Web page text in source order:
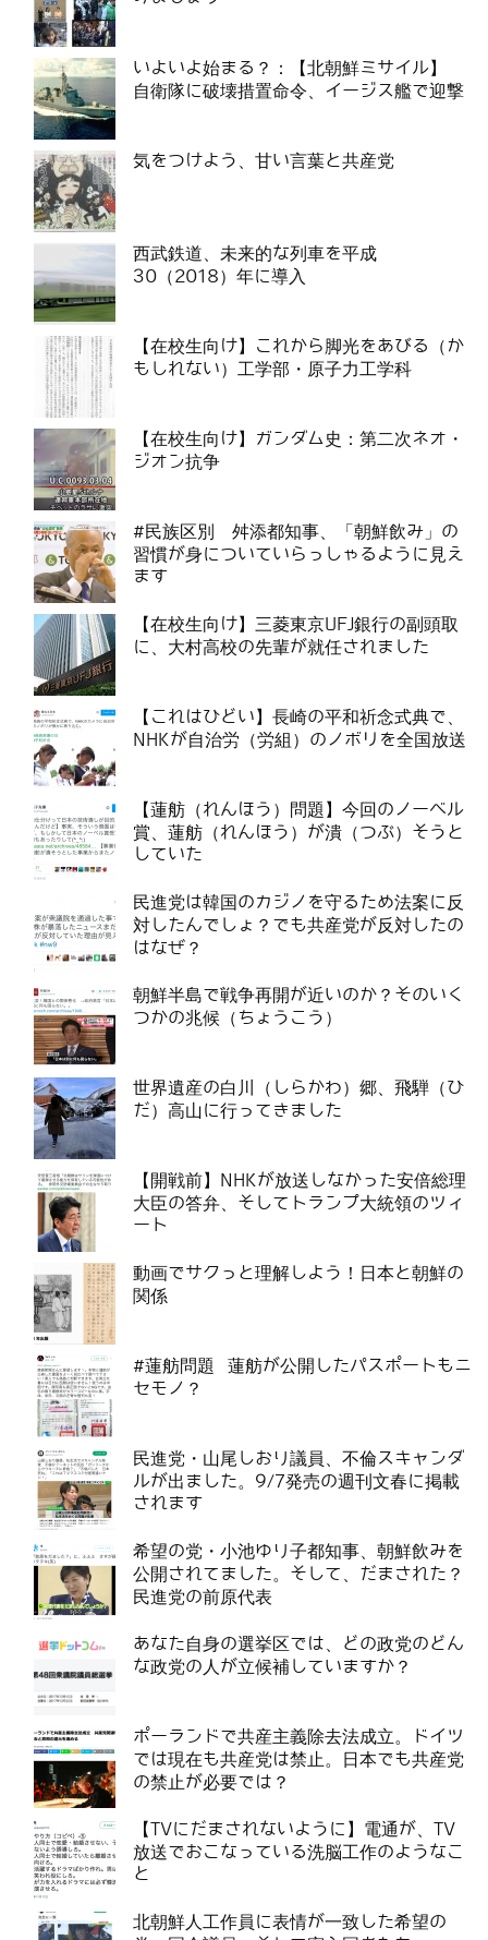
いよいよ始まる？：【北朝鮮ミサイル】
自衛隊に破壊措置命令、イージス艦で迎撃
気をつけよう、甘い言葉と共産党
西武鉄道、未来的な列車を平成
30（2018）年に導入
【在校生向け】これから脚光をあびる（か
もしれない）工学部・原子力工学科
【在校生向け】ガンダム史：第二次ネオ・
ジオン抗争
#民族区別 舛添都知事、「朝鮮飲み」の
習慣が身についていらっしゃるように見え
ます
【在校生向け】三菱東京UFJ銀行の副頭取
に、大村高校の先輩が就任されました
【これはひどい】長崎の平和祈念式典で、
NHKが自治労（労組）のノボリを全国放送
【蓮舫（れんほう）問題】今回のノーベル
賞、蓮舫（れんほう）が潰（つぶ）そうと
していた
民進党は韓国のカジノを守るため法案に反
対したんでしょ？でも共産党が反対したの
はなぜ？
朝鮮半島で戦争再開が近いのか？そのいく
つかの兆候（ちょうこう）
世界遺産の白川（しらかわ）郷、飛騨（ひ
だ）高山に行ってきました
【開戦前】NHKが放送しなかった安倍総理
大臣の答弁、そしてトランプ大統領のツィ
ート
動画でサクっと理解しよう！日本と朝鮮の
関係
#蓮舫問題 蓮舫が公開したパスポートもニ
セモノ？
民進党・山尾しおり議員、不倫スキャンダ
ルが出ました。9/7発売の週刊文春に掲載
されます
希望の党・小池ゆり子都知事、朝鮮飲みを
公開されてました。そして、だまされた？
民進党の前原代表
あなた自身の選挙区では、どの政党のどん
な政党の人が立候補していますか？
ポーランドで共産主義除去法成立。ドイツ
では現在も共産党は禁止。日本でも共産党
の禁止が必要では？
【TVにだまされないように】電通が、TV
放送でおこなっている洗脳工作のようなこ
と
北朝鮮人工作員に表情が一致した希望の